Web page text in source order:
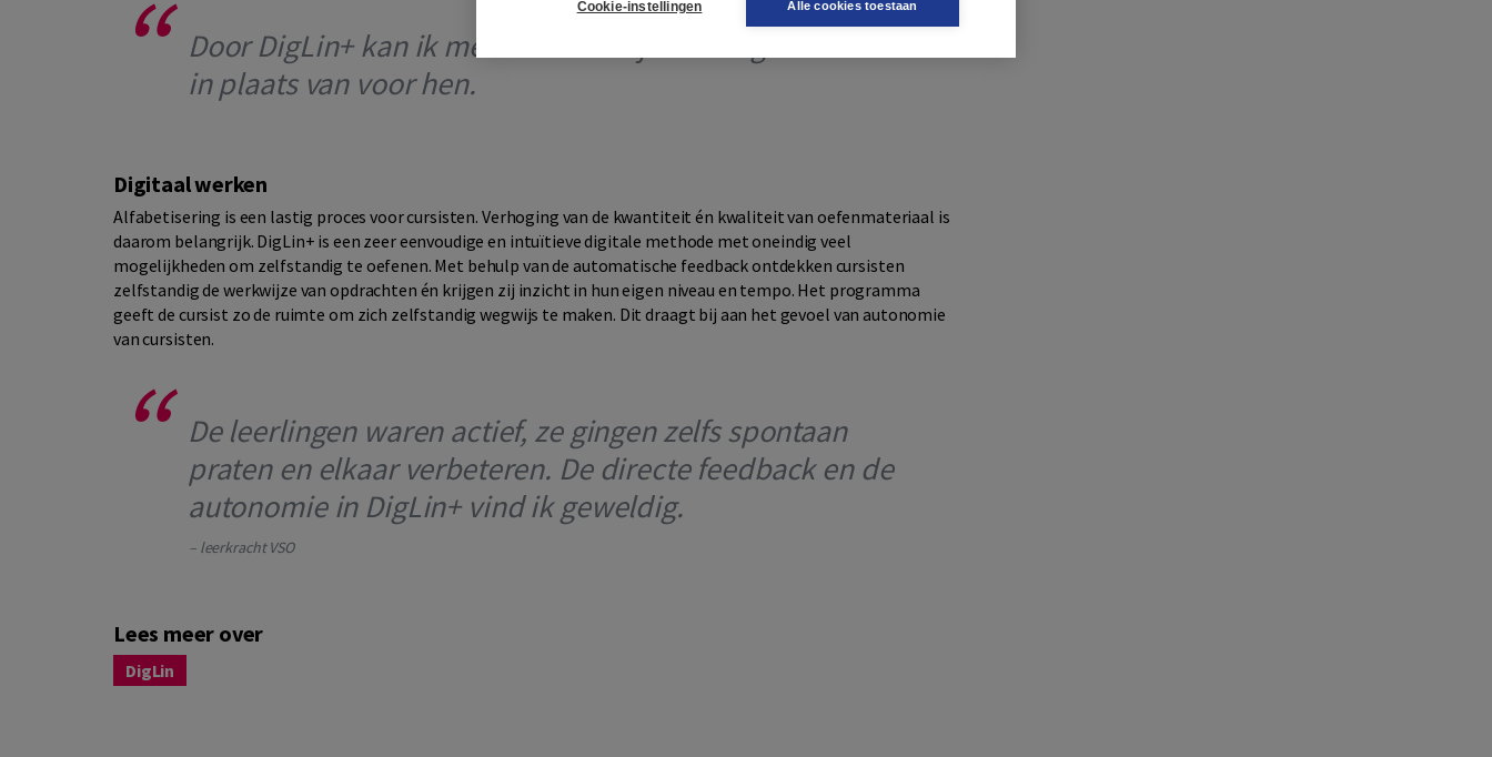
Door DigLin+ kan ik meer achter mijn leerlingen staan
in plaats van voor hen.
Digitaal werken
Alfabetisering is een lastig proces voor cursisten. Verhoging van de kwantiteit én kwaliteit van oefenmateriaal is
daarom belangrijk. DigLin+ is een zeer eenvoudige en intuïtieve digitale methode met oneindig veel
mogelijkheden om zelfstandig te oefenen. Met behulp van de automatische feedback ontdekken cursisten
zelfstandig de werkwijze van opdrachten én krijgen zij inzicht in hun eigen niveau en tempo. Het programma
geeft de cursist zo de ruimte om zich zelfstandig wegwijs te maken. Dit draagt bij aan het gevoel van autonomie
van cursisten.
De leerlingen waren actief, ze gingen zelfs spontaan
praten en elkaar verbeteren. De directe feedback en de
autonomie in DigLin+ vind ik geweldig.
– leerkracht VSO
Lees meer over
DigLin
Cookie-instellingen Alle cookies toestaan